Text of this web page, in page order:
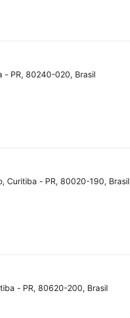
- PR, 80240-020, Brasil
Curitiba - PR, 80020-190, Brasil
- PR, 80620-200, Brasil